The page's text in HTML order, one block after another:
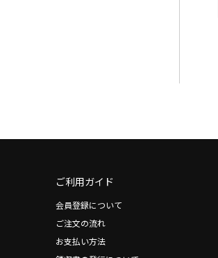
ご利用ガイド
会員登録について
ご注文の流れ
お支払い方法